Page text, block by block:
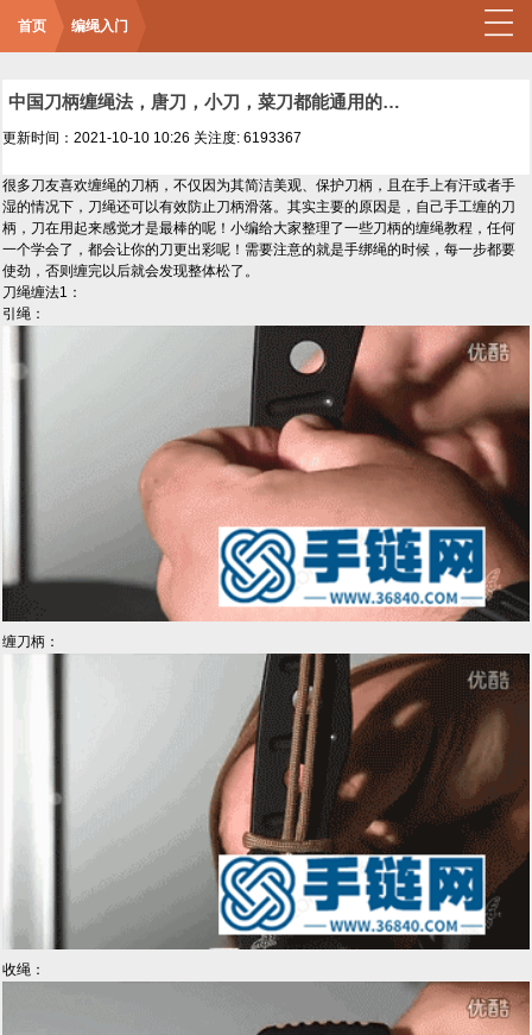
首页 编绳入门
中国刀柄缠绳法，唐刀，小刀，菜刀都能通用的缠法教程大全
更新时间：2021-10-10 10:26 关注度: 6193367
很多刀友喜欢缠绳的刀柄，不仅因为其简洁美观、保护刀柄，且在手上有汗或者手
湿的情况下，刀绳还可以有效防止刀柄滑落。其实主要的原因是，自己手工缠的刀
柄，刀在用起来感觉才是最棒的呢！小编给大家整理了一些刀柄的缠绳教程，任何
一个学会了，都会让你的刀更出彩呢！需要注意的就是手绑绳的时候，每一步都要
使劲，否则缠完以后就会发现整体松了。
刀绳缠法1：
引绳：
缠刀柄：
收绳：